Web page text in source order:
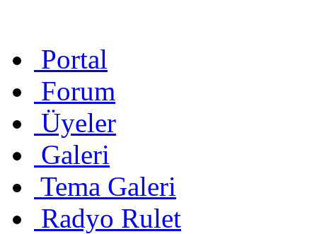
Portal
Forum
Üyeler
Galeri
Tema Galeri
Radyo Rulet